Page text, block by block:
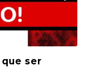
ser